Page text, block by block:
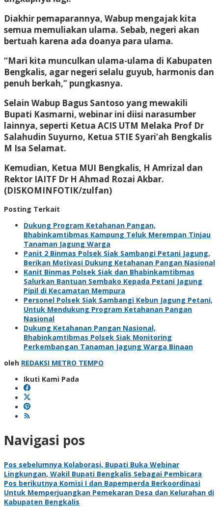
Diakhir pemaparannya, Wabup mengajak kita
semua memuliakan ulama. Sebab, negeri akan
bertuah karena ada doanya para ulama.
“Mari kita munculkan ulama-ulama di Kabupaten
Bengkalis, agar negeri selalu guyub, harmonis dan
penuh berkah,” pungkasnya.
Selain Wabup Bagus Santoso yang mewakili
Bupati Kasmarni, webinar ini diisi narasumber
lainnya, seperti Ketua ACIS UTM Melaka Prof Dr
Salahudin Suyurno, Ketua STIE Syari’ah Bengkalis
M Isa Selamat.
Kemudian, Ketua MUI Bengkalis, H Amrizal dan
Rektor IAITF Dr H Ahmad Rozai Akbar.
(DISKOMINFOTIK/zulfan)
Posting Terkait
Dukung Program Ketahanan Pangan,
Bhabinkamtibmas Kampung Teluk Merempan Tinjau
Tanaman Jagung Warga
Panit 2 Binmas Polsek Siak Sambangi Petani Jagung,
Berikan Motivasi Dukung Ketahanan Pangan Nasional
Kanit Binmas Polsek Siak dan Bhabinkamtibmas
Salurkan Bantuan Sembako Kepada Petani Jagung
Pipil di Kecamatan Mempura
Personel Polsek Siak Sambangi Kebun Jagung Petani,
Untuk Mendukung Program Ketahanan Pangan
Nasional
Dukung Ketahanan Pangan Nasional,
Bhabinkamtibmas Polsek Siak Monitoring
Perkembangan Tanaman Jagung Warga Binaan
oleh REDAKSI METRO TEMPO
Ikuti Kami Pada
Navigasi pos
Pos sebelumnya Kolaborasi, Bupati Buka Webinar
Lingkungan, Wakil Bupati Bengkalis Sebagai Pembicara
Pos berikutnya Komisi I dan Bapemperda Berkoordinasi
Untuk Memperjuangkan Pemekaran Desa dan Kelurahan di
Kabupaten Bengkalis